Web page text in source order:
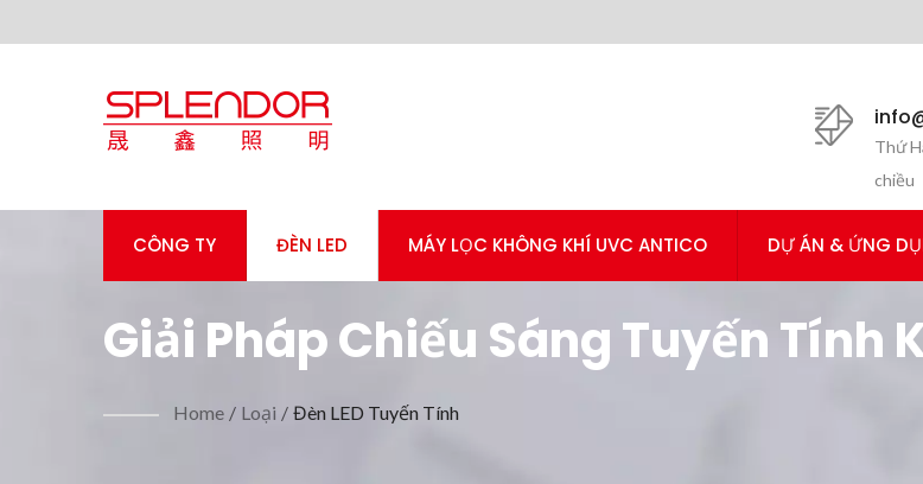
Thứ
chiều
CÔNG TY ĐÈN LED MÁY LỌC KHÔNG KHÍ UVC ANTICO DỰ ÁN & ỨNG
Giải Pháp Chiếu Sáng Tuyến Tính
Gian Thương Mại Hiện Đại
Home / Loại / Đèn LED Tuyến Tính